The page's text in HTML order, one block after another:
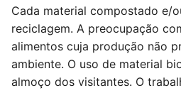
Cada material compostado e/
reciclagem. A preocupação
alimentos cuja produção não
ambiente. O uso de material
almoço dos visitantes. O